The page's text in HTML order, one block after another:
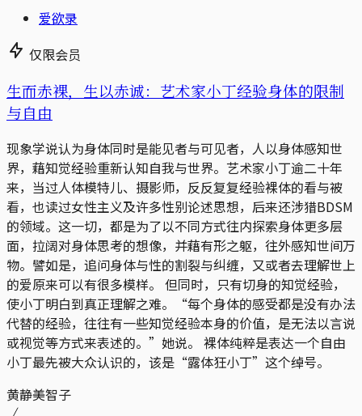
爱欲录
仅限会员
生而赤裸，生以赤诚：艺术家小丁经验身体的限制
与自由
现象学说认为身体同时是能见者与可见者，人以身体感知世
界，藉知觉经验重新认知自我与世界。艺术家小丁逾二十年
来，当过人体模特儿、摄影师，反反复复经验裸体的看与被
看，也读过女性主义及许多性别论述思想，后来还涉猎BDSM
的领域。这一切，都是为了以不同方式往内探索身体更多层
面，拉阔对身体思考的想像，并藉有形之躯，往外感知世间万
物。譬如是，追问身体与性的割裂与纠缠，又或者去理解世上
的爱原来可以有很多模样。 但同时，只有切身的知觉经验，
使小丁明白到真正理解之难。“每个身体的感受都是没有办法
代替的经验，往往有一些知觉经验本身的价值，是无法以言说
或视觉等方式来表述的。”她说。 裸体纯粹是表达一个自由
小丁最先被大众认识的，该是“露体狂小丁”这个绰号。
黄静美智子